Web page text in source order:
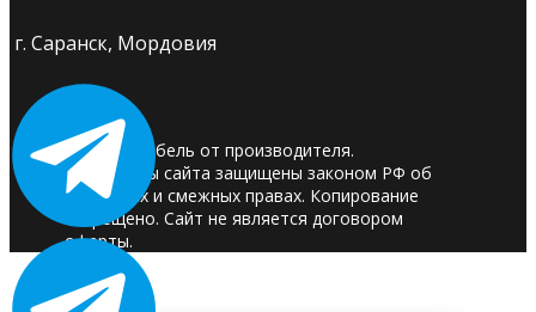
г. Саранск, Мордовия
© 2025. Мебель от производителя.
Материалы сайта защищены законом РФ об
авторских и смежных правах. Копирование
запрещено. Сайт не является договором
оферты.